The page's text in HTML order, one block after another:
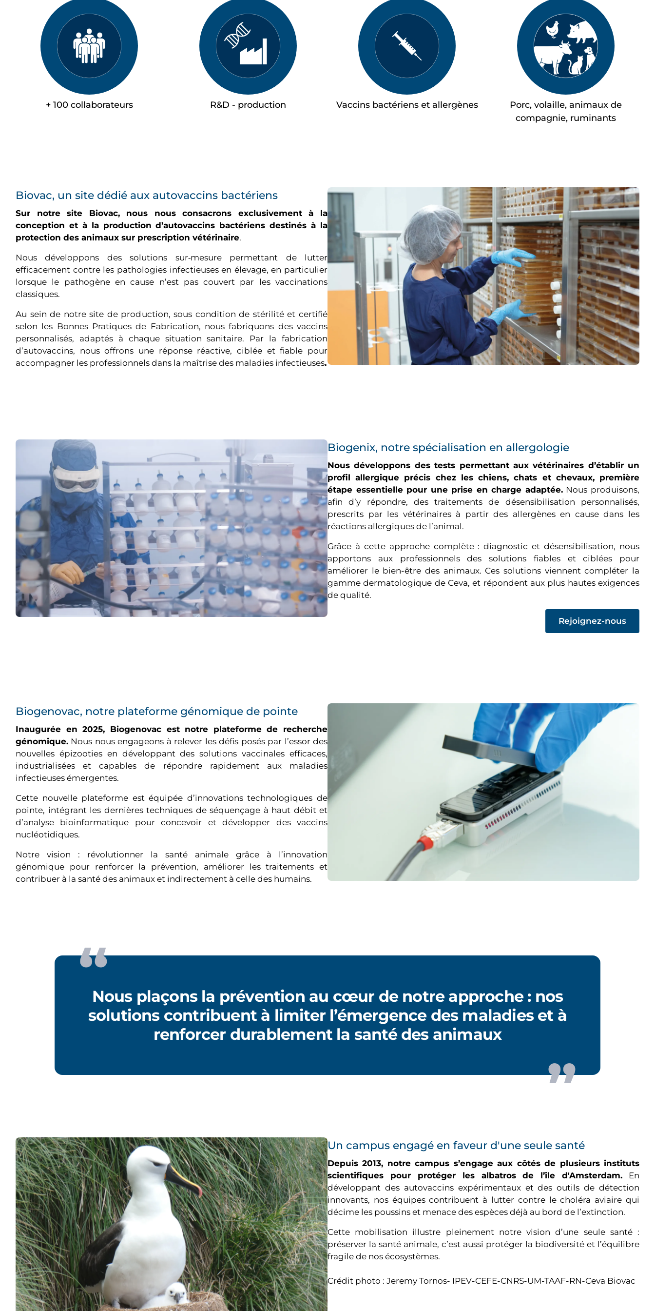
+ 100 collaborateurs R&D - production Vaccins bactériens et allergènes
Porc, volaille, animaux de
compagnie, ruminants
Biovac, un site dédié aux autovaccins bactériens
Sur notre site Biovac, nous nous consacrons exclusivement à la
conception et à la production d’autovaccins bactériens destinés à la
protection des animaux sur prescription vétérinaire.
Nous développons des solutions sur‑mesure permettant de lutter
efficacement contre les pathologies infectieuses en élevage, en particulier
lorsque le pathogène en cause n’est pas couvert par les vaccinations
classiques.
Au sein de notre site de production, sous condition de stérilité et certifié
selon les Bonnes Pratiques de Fabrication, nous fabriquons des vaccins
personnalisés, adaptés à chaque situation sanitaire. Par la fabrication
d’autovaccins, nous offrons une réponse réactive, ciblée et fiable pour
accompagner les professionnels dans la maîtrise des maladies infectieuses.
Biogenix, notre spécialisation en allergologie
Nous développons des tests permettant aux vétérinaires d’établir un
profil allergique précis chez les chiens, chats et chevaux, première
étape essentielle pour une prise en charge adaptée.Nous produisons,
afin d’y répondre, des traitements de désensibilisation personnalisés,
prescrits par les vétérinaires à partir des allergènes en cause dans les
réactions allergiques de l’animal.
Grâce à cette approche complète : diagnostic et désensibilisation, nous
apportons aux professionnels des solutions fiables et ciblées pour
améliorer le bien-être des animaux. Ces solutions viennent compléter la
gamme dermatologique de Ceva, et répondent aux plus hautes exigences
de qualité.
Rejoignez-nous
Biogenovac, notre plateforme génomique de pointe
Inaugurée en 2025, Biogenovac est notre plateforme de recherche
génomique. Nous nous engageons à relever les défis posés par l’essor des
nouvelles épizooties en développant des solutions vaccinales efficaces,
industrialisées et capables de répondre rapidement aux maladies
infectieuses émergentes.
Cette nouvelle plateforme est équipée d’innovations technologiques de
pointe, intégrant les dernières techniques de séquençage à haut débit et
d’analyse bioinformatique pour concevoir et développer des vaccins
nucléotidiques.
Notre vision : révolutionner la santé animale grâce à l’innovation
génomique pour renforcer la prévention, améliorer les traitements et
contribuer à la santé des animaux et indirectement à celle des humains.
Nous plaçons la prévention au cœur de notre approche : nos
solutions contribuent à limiter l’émergence des maladies et à
renforcer durablement la santé des animaux
Un campus engagé en faveur d'une seule santé
Depuis 2013, notre campus s’engage aux côtés de plusieurs instituts
scientifiques pour protéger les albatros de l’île d'Amsterdam. En
développant des autovaccins expérimentaux et des outils de détection
innovants, nos équipes contribuent à lutter contre le choléra aviaire qui
décime les poussins et menace des espèces déjà au bord de l’extinction.
Cette mobilisation illustre pleinement notre vision d’une seule santé :
préserver la santé animale, c’est aussi protéger la biodiversité et l’équilibre
fragile de nos écosystèmes.
Crédit photo : Jeremy Tornos- IPEV-CEFE-CNRS-UM-TAAF-RN-Ceva Biovac